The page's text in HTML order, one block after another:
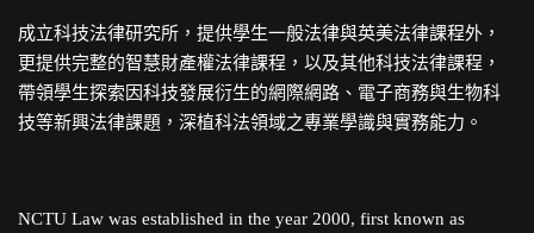
成立科技法律研究所，提供學生一般法律與英美法律課程外，
更提供完整的智慧財產權法律課程，以及其他科技法律課程，
帶領學生探索因科技發展衍生的網際網路、電子商務與生物科
技等新興法律課題，深植科法領域之專業學識與實務能力。
NCTU Law was established in the year 2000, first known as